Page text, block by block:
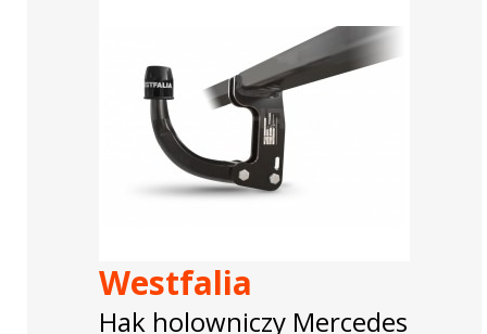
Westfalia
Hak holowniczy Mercedes